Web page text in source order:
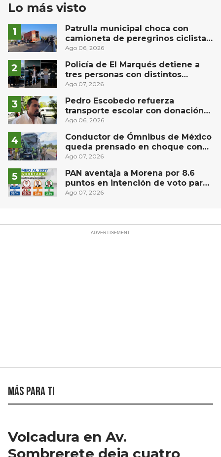
Lo más visto
Patrulla municipal choca con
camioneta de peregrinos ciclistas
en la autopista México-Querétaro
Ago 06, 2026
Policía de El Marqués detiene a
tres personas con distintos
narcóticos
Ago 07, 2026
Pedro Escobedo refuerza
transporte escolar con donación
de camión de Flecha Amarilla para
Ago 06, 2026
Conductor de Ómnibus de México
queda prensado en choque con
materialista en San Juan del Río
Ago 07, 2026
PAN aventaja a Morena por 8.6
puntos en intención de voto para
gubernatura de Querétaro, según
Ago 07, 2026
Más para ti
Volcadura en Av.